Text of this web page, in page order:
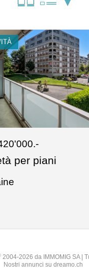
per piani
2004-2026 da IMMOMIG SA |
Nostri annunci su dreamo.ch